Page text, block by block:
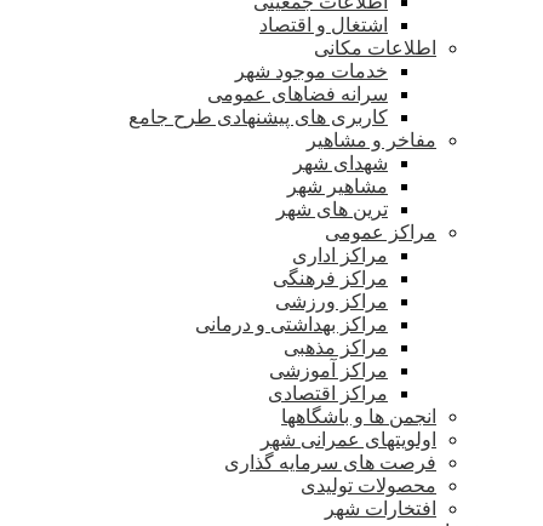
اشتغال و اقتصاد
اطلاعات مکانی
خدمات موجود شهر
سرانه فضاهای عمومی
کاربری های پیشنهادی طرح جامع
مفاخر و مشاهیر
شهدای شهر
مشاهیر شهر
ترین های شهر
مراکز عمومی
مراکز اداری
مراکز فرهنگی
مراکز ورزشی
مراکز بهداشتی و درمانی
مراکز مذهبی
مراکز آموزشی
مراکز اقتصادی
انجمن ها و باشگاهها
اولویتهای عمرانی شهر
فرصت های سرمایه گذاری
محصولات تولیدی
افتخارات شهر